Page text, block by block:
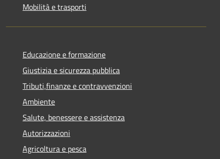
Mobilità e trasporti
Educazione e formazione
Giustizia e sicurezza pubblica
Tributi,finanze e contravvenzioni
Ambiente
Salute, benessere e assistenza
Autorizzazioni
Agricoltura e pesca